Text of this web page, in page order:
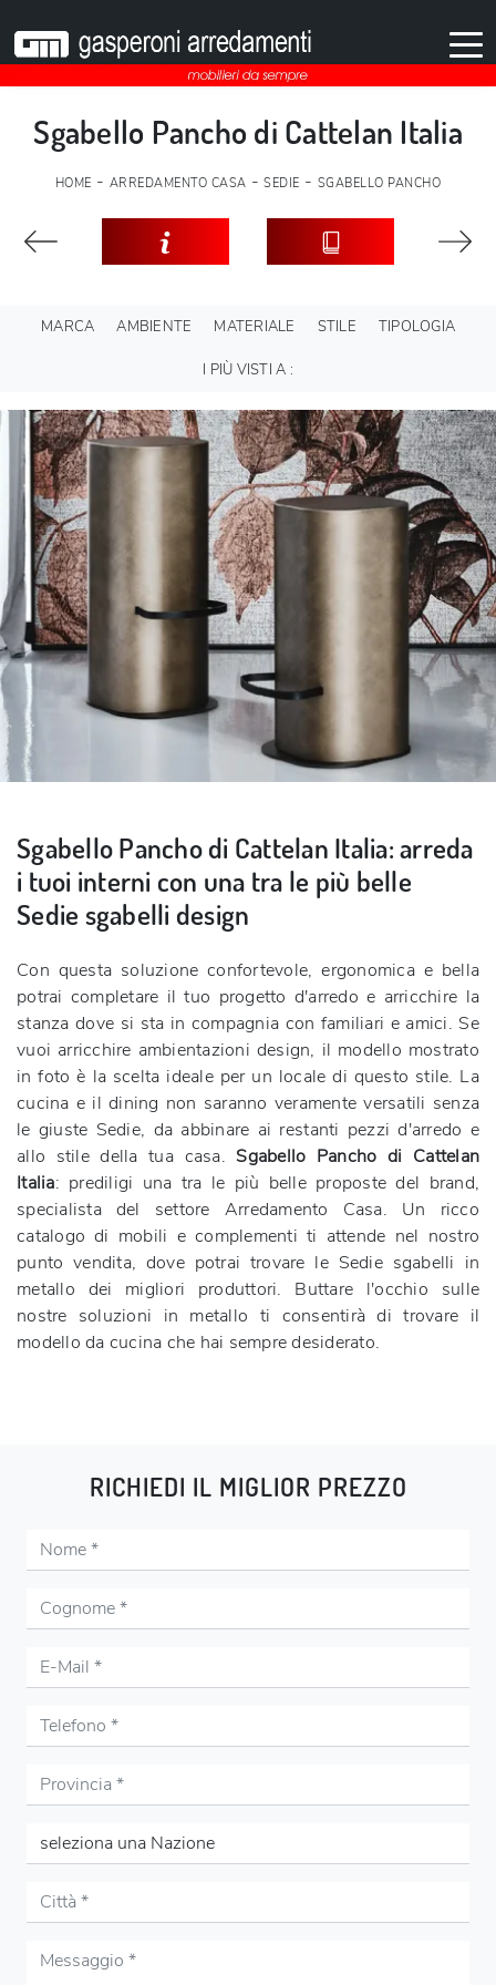
Sgabello Pancho di Cattelan Italia
HOME - ARREDAMENTO CASA -SEDIE - SGABELLO PANCHO
MARCA AMBIENTE MATERIALE STILE TIPOLOGIA
I PIÙ VISTI A :
Sgabello Pancho di Cattelan Italia: arreda
i tuoi interni con una tra le più belle
Sedie sgabelli design
Con questa soluzione confortevole, ergonomica e bella
potrai completare il tuo progetto d'arredo e arricchire la
stanza dove si sta in compagnia con familiari e amici. Se
vuoi arricchire ambientazioni design, il modello mostrato
in foto è la scelta ideale per un locale di questo stile. La
cucina e il dining non saranno veramente versatili senza
le giuste Sedie, da abbinare ai restanti pezzi d'arredo e
allo stile della tua casa.Sgabello Pancho di Cattelan
Italia: prediligi una tra le più belle proposte del brand,
specialista del settore Arredamento Casa. Un ricco
catalogo di mobili e complementi ti attende nel nostro
punto vendita, dove potrai trovare le Sedie sgabelli in
metallo dei migliori produttori. Buttare l'occhio sulle
nostre soluzioni in metallo ti consentirà di trovare il
modello da cucina che hai sempre desiderato.
RICHIEDI IL MIGLIOR PREZZO